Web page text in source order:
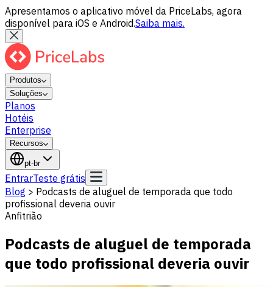
Apresentamos o aplicativo móvel da PriceLabs, agora
disponível para iOS e Android.Saiba mais.
Produtos
Soluções
Planos
Hotéis
Enterprise
Recursos
pt-br
EntrarTeste grátis
Blog > Podcasts de aluguel de temporada que todo
profissional deveria ouvir
Anfitrião
Podcasts de aluguel de temporada
que todo profissional deveria ouvir